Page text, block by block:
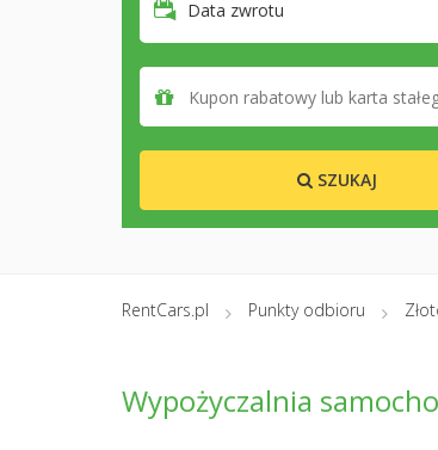
Data zwrotu
SZUKAJ
RentCars.pl Punkty odbioru
Wypożyczalnia